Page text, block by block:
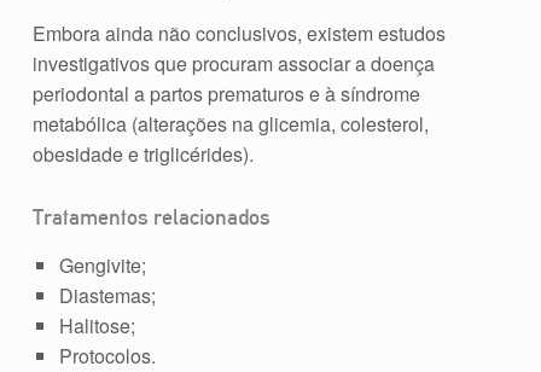
Embora ainda não conclusivos, existem estudos
investigativos que procuram associar a doença
periodontal a partos prematuros e à síndrome
metabólica (alterações na glicemia, colesterol,
obesidade e triglicérides).
Tratamentos relacionados
Gengivite;
Diastemas;
Halitose;
Protocolos.